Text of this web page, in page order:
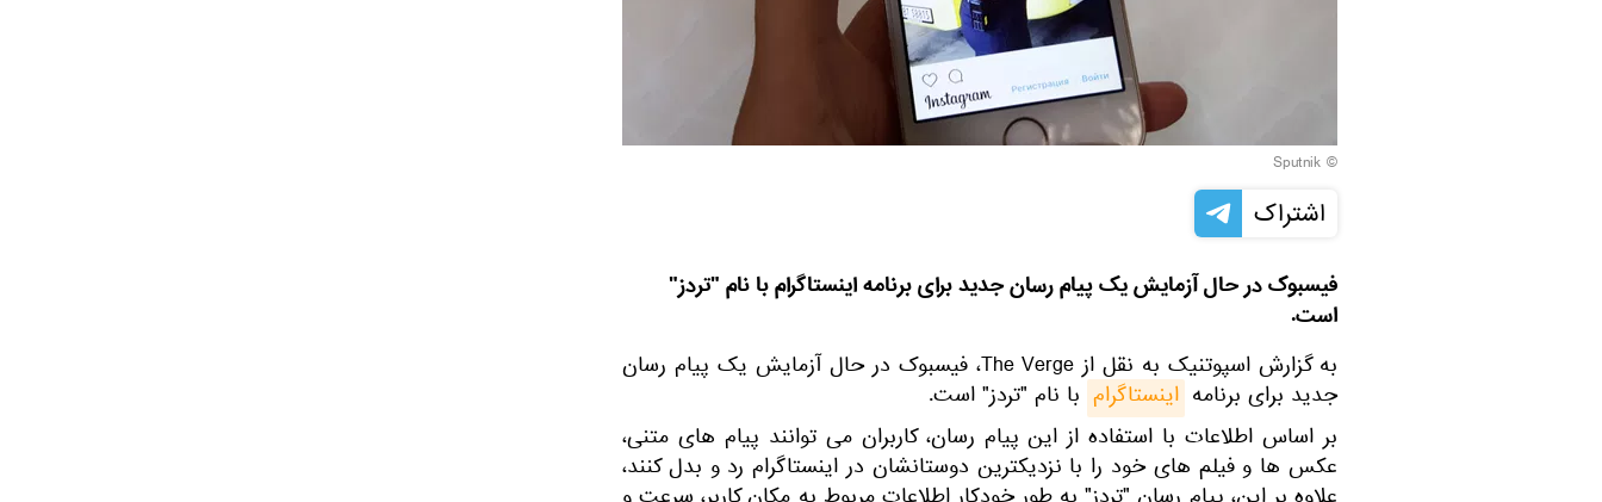
© Sputnik
اشتراک
فیسبوک در حال آزمایش یک پیام رسان جدید برای برنامه اینستاگرام با نام "تردز"
است.
به گزارش اسپوتنیک به نقل از The Verge، فیسبوک در حال آزمایش یک پیام رسان
جدید برای برنامه اینستاگرام با نام "تردز" است.
بر اساس اطلاعات با استفاده از این پیام رسان، کاربران می توانند پیام های متنی،
عکس ها و فیلم های خود را با نزدیکترین دوستانشان در اینستاگرام رد و بدل کنند،